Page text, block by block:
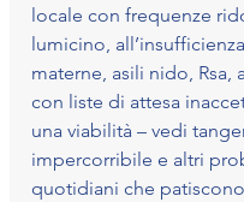
locale con frequenze
lumicino,
materne, asili nido, Rsa,
con liste di attesa
una viabilità – vedi
impercorribile e altri
quotidiani che